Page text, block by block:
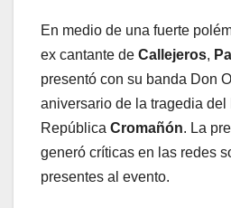
En medio de una fuerte
ex cantante de Callejeros,
presentó con su banda Don
aniversario de la tragedia del
República Cromañón. La
generó críticas en las redes
presentes al evento.